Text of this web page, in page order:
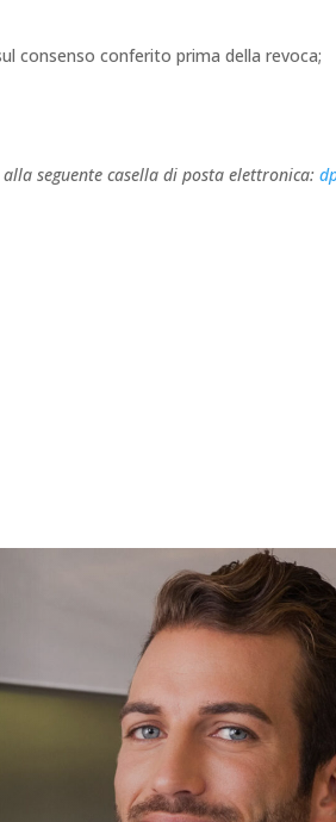
consenso conferito prima della revoca;
seguente casella di posta elettronica: